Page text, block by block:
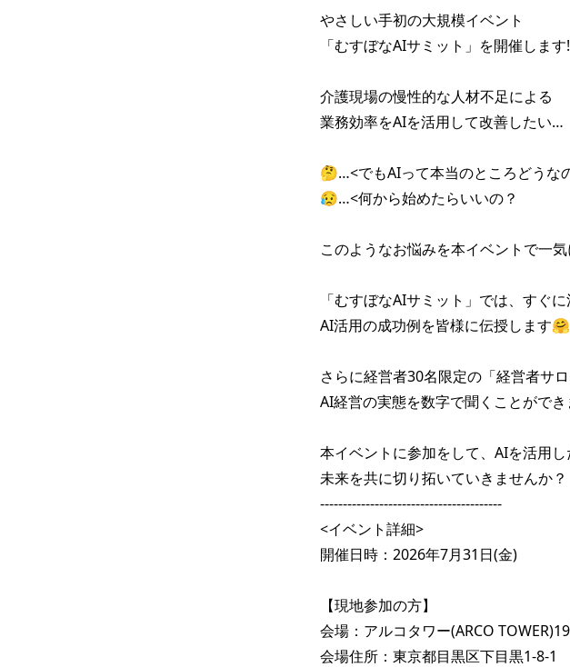
やさしい手初の大規模イベント
「むすぼなAIサミット」を開催します!
介護現場の慢性的な人材不足による
業務効率をAIを活用して改善したい…
🤔…<でもAIって本当のところどうな
😥…<何から始めたらいいの？
このようなお悩みを本イベントで一
「むすぼなAIサミット」では、すぐ
AI活用の成功例を皆様に伝授します🤗
さらに経営者30名限定の「経営者サ
AI経営の実態を数字で聞くことができ
本イベントに参加をして、AIを活用
未来を共に切り拓いていきませんか？
----------------------------------------
<イベント詳細>
開催日時：2026年7月31日(金)
【現地参加の方】
会場：アルコタワー(ARCO
会場住所：東京都目黒区下目黒1-8-1